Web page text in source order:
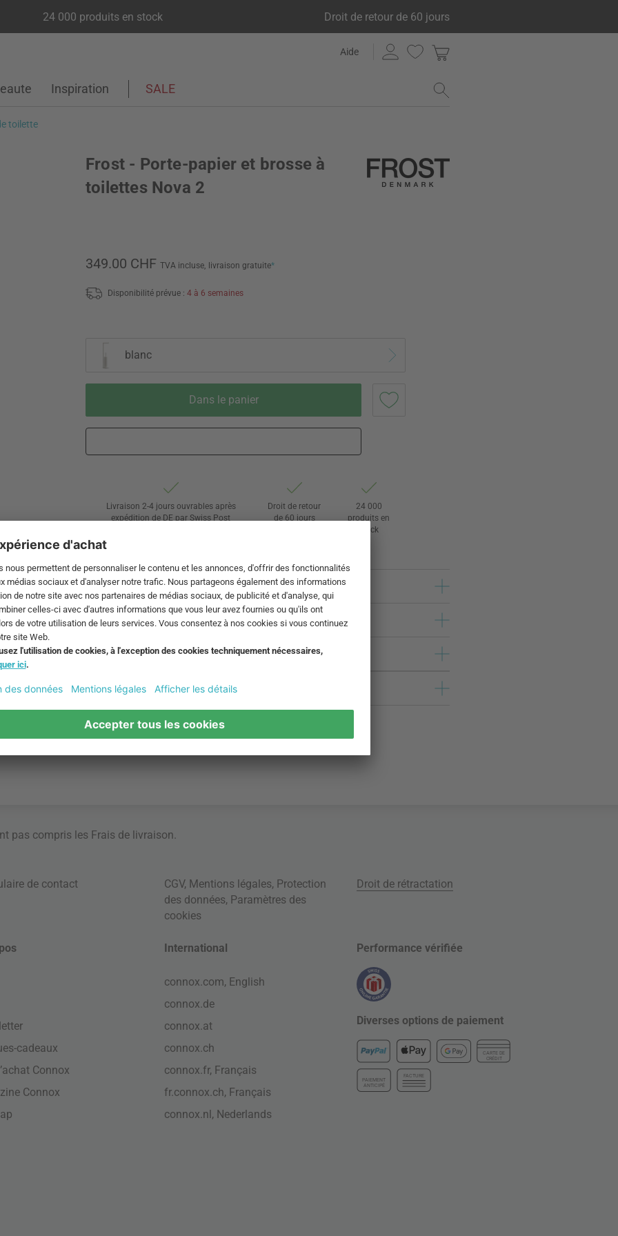
24 000 produits en stock Droit de retour de 60 jours
Aide
Inspiration SALE
toilette
Frost - Porte-papier et brosse à
toilettes Nova 2
349.00 CHF TVA incluse, livraison gratuite*
Disponibilité prévue : 4 à 6 semaines
blanc
Dans le panier
Livraison 2-4 jours ouvrables après
expédition de DE par Swiss Post
Droit de retour
de 60 jours
24 000
produits en
stock
pas compris les Frais de livraison
de contact CGV, Mentions légales, Protection
des données, Paramètres des
cookies
Droit de rétractation
cadeaux
Connox
Connox
International
connox.com, English
connox.de
connox.at
connox.ch
connox.fr, Français
fr.connox.ch, Français
connox.nl, Nederlands
Performance vérifiée
Diverses options de paiement
CARTE DE
CRÉDIT
PAIEMENT
ANTICIPÉ
FACTURE